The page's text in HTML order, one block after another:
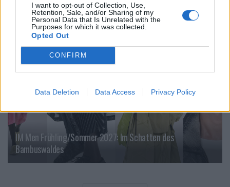
I want to opt-out of Collection, Use,
Retention, Sale, and/or Sharing of my
Personal Data that Is Unrelated with the
Purposes for which it was collected.
Opted Out
CONFIRM
Data Deletion Data Access Privacy Policy
FASHION
IM Men Frühling/Sommer 2027: Im Schatten des
Bambuswaldes